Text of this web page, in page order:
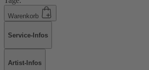
Warenkorb
Service-Infos
Artist-Infos